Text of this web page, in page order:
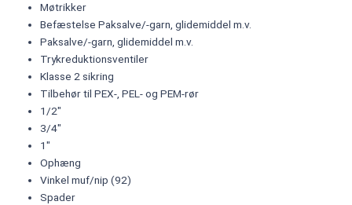
Møtrikker
Befæstelse Paksalve/-garn, glidemiddel m.v.
Paksalve/-garn, glidemiddel m.v.
Trykreduktionsventiler
Klasse 2 sikring
Tilbehør til PEX-, PEL- og PEM-rør
1/2"
3/4"
1"
Ophæng
Vinkel muf/nip (92)
Spader